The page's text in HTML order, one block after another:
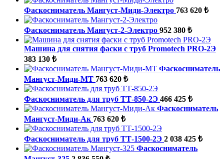
Фаскосниматель Мангуст-Миди-Электро 763 620 ₺
Фаскосниматель Мангуст-2-Электро 952 380 ₺
Машина для снятия фаски с труб Promotech PRO-2Э
383 130 ₺
Фаскосниматель
Мангуст-Миди-МТ 763 620 ₺
Фаскосниматель для труб ТТ-850-2Э 466 425 ₺
Фаскосниматель
Мангуст-Миди-Ак 763 620 ₺
Фаскосниматель для труб ТТ-1500-2Э 2 038 425 ₺
Фаскосниматель